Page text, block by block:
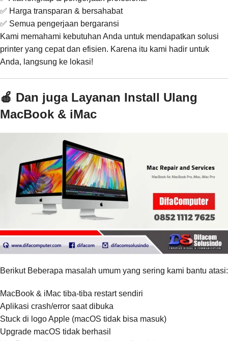
✅ Harga transparan & bersahabat
✅ Semua pengerjaan bergaransi
Kami memahami kebutuhan Anda untuk mendapatkan solusi
printer yang cepat dan efisien. Karena itu kami hadir untuk
Anda, langsung ke lokasi!
🍎 Dan juga Layanan Install Ulang
MacBook & iMac
Berikut Beberapa masalah umum yang sering kami bantu atasi:
MacBook & iMac tiba-tiba restart sendiri
Aplikasi crash/error saat dibuka
Stuck di logo Apple (macOS tidak bisa masuk)
Upgrade macOS tidak berhasil